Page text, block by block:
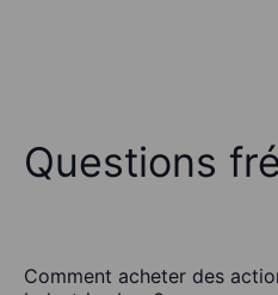
Questions
Comment acheter des